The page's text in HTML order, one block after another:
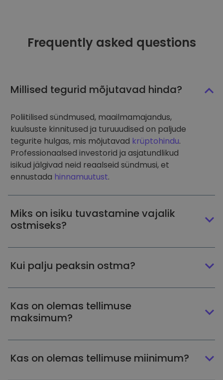
Frequently asked questions
Millised tegurid mõjutavad hinda?
Poliitilised sündmused, maailmamajandus,
kuulsuste kinnitused ja turuuudised on paljude
tegurite hulgas, mis mõjutavad krüptohindu.
Professionaalsed investorid ja asjatundlikud
isikud jälgivad neid reaalseid sündmusi, et
ennustada hinnamuutust.
Miks on isiku tuvastamine vajalik
ostmiseks?
Kui palju peaksin ostma?
Kas on olemas tellimuse
maksimum?
Kas on olemas tellimuse miinimum?